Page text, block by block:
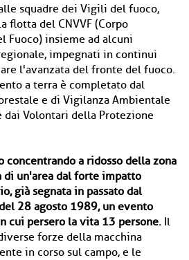
squadre dei Vigili del fuoco,
flotta del CNVVF (Corpo
Fuoco) insieme ad alcuni
impegnati in continui
l'avanzata del fronte del fuoco.
a terra è completato dal
e di Vigilanza Ambientale
dai Volontari della Protezione
concentrando a ridosso della zona
un'area dal forte impatto
già segnata in passato dal
28 agosto 1989, un evento
cui persero la vita 13 persone. Il
forze della macchina
in corso sul campo, e le